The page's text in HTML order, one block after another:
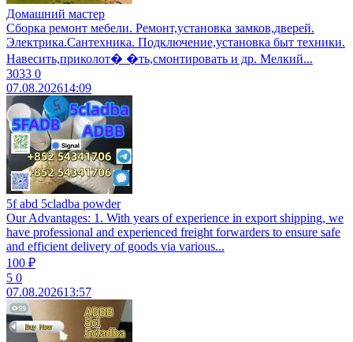
Домашний мастер
Сборка ремонт мебели. Ремонт,установка замков,дверей.
Электрика.Сантехника. Подключение,установка быт техники.
Навесить,приколот� �ть,смонтировать и др. Мелкий...
3033 0
07.08.202614:09
5f abd 5cladba powder
Our Advantages: 1. With years of experience in export shipping, we
have professional and experienced freight forwarders to ensure safe
and efficient delivery of goods via various...
100 ₽
5 0
07.08.202613:57